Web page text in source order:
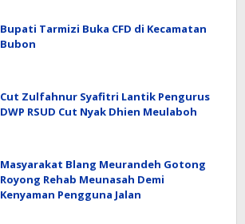
Bupati Tarmizi Buka CFD di Kecamatan
Bubon
Cut Zulfahnur Syafitri Lantik Pengurus
DWP RSUD Cut Nyak Dhien Meulaboh
Masyarakat Blang Meurandeh Gotong
Royong Rehab Meunasah Demi
Kenyaman Pengguna Jalan